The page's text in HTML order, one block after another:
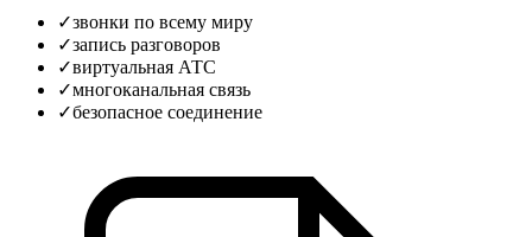
✓звонки по всему миру
✓запись разговоров
✓виртуальная АТС
✓многоканальная связь
✓безопасное соединение